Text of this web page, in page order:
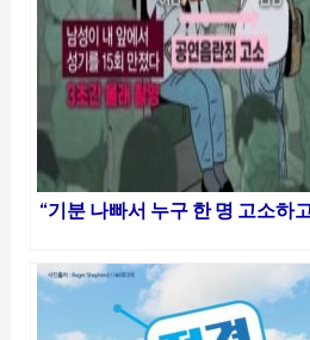
“기분 나빠서 누구 한 명 고소하